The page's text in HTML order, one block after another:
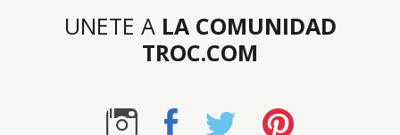
UNETE A LA COMUNIDAD
TROC.COM